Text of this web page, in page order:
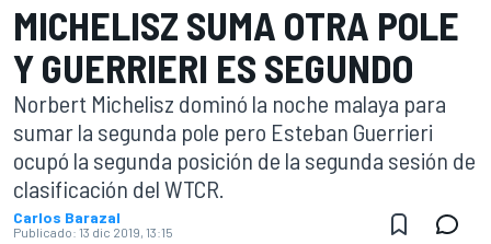
MICHELISZ SUMA OTRA POLE
Y GUERRIERI ES SEGUNDO
Norbert Michelisz dominó la noche malaya para
sumar la segunda pole pero Esteban Guerrieri
ocupó la segunda posición de la segunda sesión de
clasificación del WTCR.
Carlos Barazal
Publicado: 13 dic 2019, 13:15